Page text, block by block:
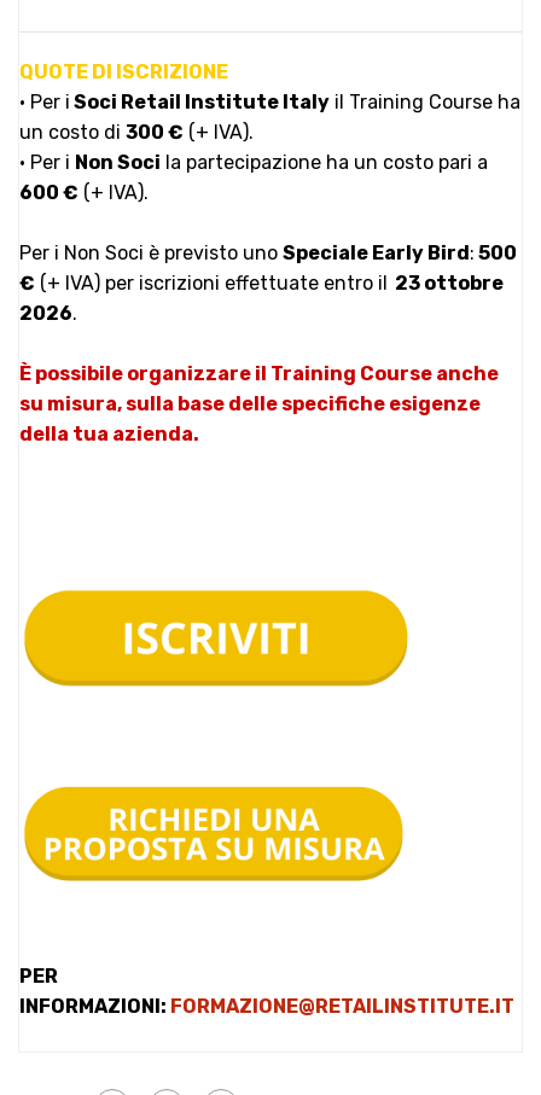
QUOTE DI ISCRIZIONE
• Per i Soci Retail Institute Italy il Training Course ha
un costo di 300 € (+ IVA).
• Per i Non Soci la partecipazione ha un costo pari a
600 € (+ IVA).
Per i Non Soci è previsto uno Speciale Early Bird: 500
€ (+ IVA) per iscrizioni effettuate entro il 23 ottobre
2026.
È possibile organizzare il Training Course anche
su misura, sulla base delle specifiche esigenze
della tua azienda.
PER
INFORMAZIONI: FORMAZIONE@RETAILINSTITUTE.IT